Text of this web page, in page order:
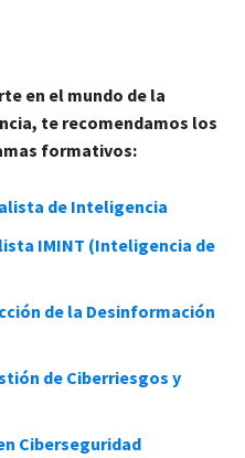
en el mundo de la
te recomendamos los
formativos:
de Inteligencia
IMINT (Inteligencia de
de la Desinformación
de Ciberriesgos y
Ciberseguridad